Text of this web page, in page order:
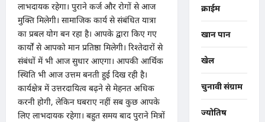
लाभदायक रहेगा। पुराने कर्ज और रोगों से आज
मुक्ति मिलेगी। सामाजिक कार्य से संबंधित यात्रा
का प्रबल योग बन रहा है। आपके द्वारा किए गए
कार्यों से आपको मान प्रतिष्ठा मिलेगी। रिश्तेदारों से
संबंधों में भी आज सुधार आएगा। आपकी आर्थिक
स्थिति भी आज उत्तम बनती हुई दिख रही है।
कार्यक्षेत्र में उत्तरदायित्व बढ़ने से मेहनत अधिक
करनी होगी, लेकिन घबराए नहीं सब कुछ आपके
लिए लाभदायक रहेगा। बहुत समय बाद पुराने मित्रों
क्राईम
खान पान
खेल
चुनावी संग्राम
ज्योतिष